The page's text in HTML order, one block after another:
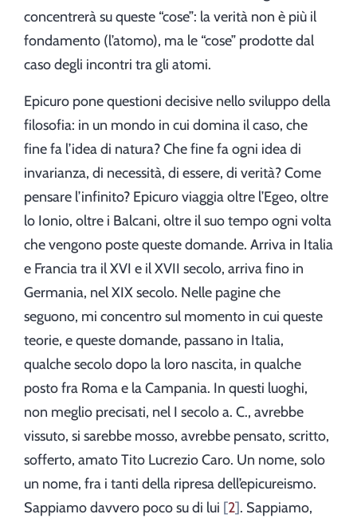
concentrerà su queste “cose”: la verità non è più il
fondamento (l’atomo), ma le “cose” prodotte dal
caso degli incontri tra gli atomi.
Epicuro pone questioni decisive nello sviluppo della
filosofia: in un mondo in cui domina il caso, che
fine fa l’idea di natura? Che fine fa ogni idea di
invarianza, di necessità, di essere, di verità? Come
pensare l’infinito? Epicuro viaggia oltre l’Egeo, oltre
lo Ionio, oltre i Balcani, oltre il suo tempo ogni volta
che vengono poste queste domande. Arriva in Italia
e Francia tra il XVI e il XVII secolo, arriva fino in
Germania, nel XIX secolo. Nelle pagine che
seguono, mi concentro sul momento in cui queste
teorie, e queste domande, passano in Italia,
qualche secolo dopo la loro nascita, in qualche
posto fra Roma e la Campania. In questi luoghi,
non meglio precisati, nel I secolo a. C., avrebbe
vissuto, si sarebbe mosso, avrebbe pensato, scritto,
sofferto, amato Tito Lucrezio Caro. Un nome, solo
un nome, fra i tanti della ripresa dell’epicureismo.
Sappiamo davvero poco su di lui 2 . Sappiamo,